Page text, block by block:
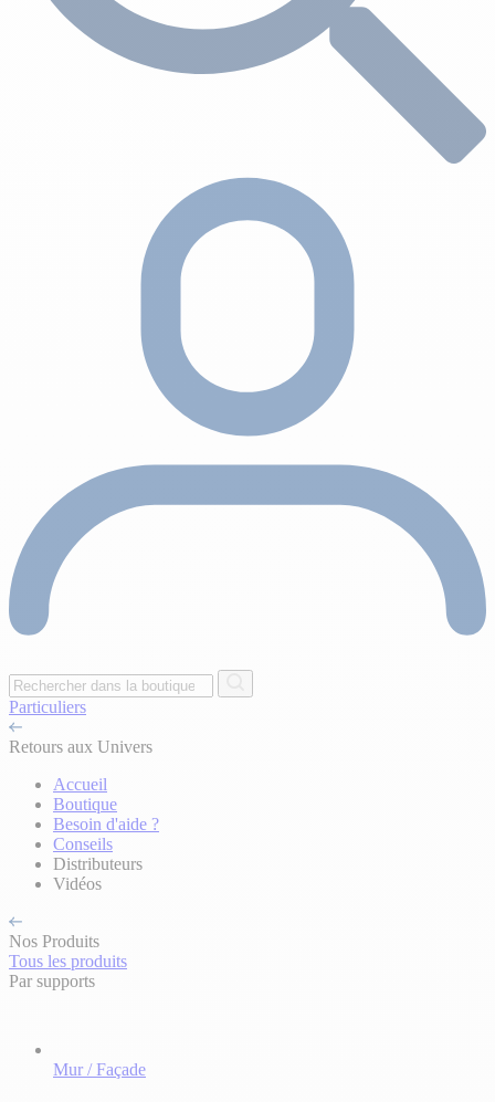
Particuliers
Retours aux Univers
Accueil
Boutique
Besoin d'aide ?
Conseils
Distributeurs
Vidéos
Nos Produits
Tous les produits
Par supports
Mur / Façade